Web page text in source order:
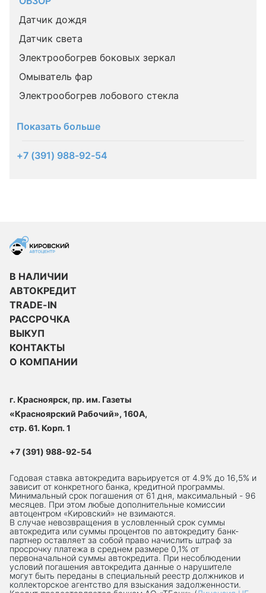
Датчик дождя
Датчик света
Электрообогрев боковых зеркал
Омыватель фар
Электрообогрев лобового стекла
Показать больше
+7 (391) 988-92-54
В НАЛИЧИИ
АВТОКРЕДИТ
TRADE-IN
РАССРОЧКА
ВЫКУП
КОНТАКТЫ
О КОМПАНИИ
г. Красноярск, пр. им. Газеты
«Красноярский Рабочий», 160А,
стр. 61. Корп. 1
+7 (391) 988-92-54
Годовая ставка автокредита варьируется от 4.9% до 16,5% и
зависит от конкретного банка, кредитной программы.
Минимальный срок погашения от 61 дня, максимальный - 96
месяцев. При этом любые дополнительные комиссии
автоцентром «Кировский» не взимаются.
В случае невозвращения в условленный срок суммы
автокредита или суммы процентов по автокредиту банк-
партнер оставляет за собой право начислить штраф за
просрочку платежа в среднем размере 0,1% от
первоначальной суммы автокредита. При несоблюдении
условий погашения автокредита данные о нарушителе
могут быть переданы в специальный реестр должников и
коллекторское агентство для взыскания задолженности.